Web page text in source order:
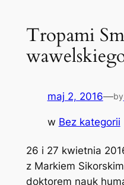
Tropami
maj 2, 2016—by
w Bez kategorii
26 i 27 kwietnia
z Markiem
doktorem nauk